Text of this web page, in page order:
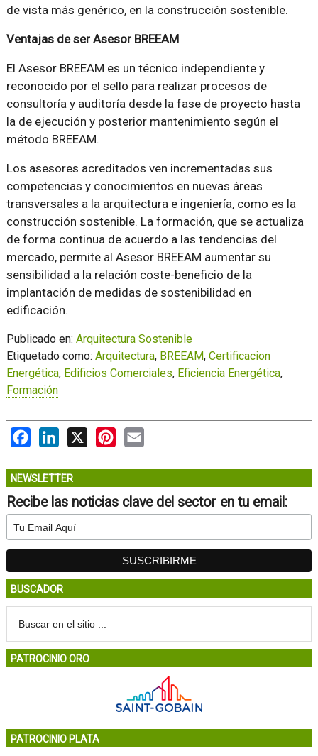
de vista más genérico, en la construcción sostenible.
Ventajas de ser Asesor BREEAM
El Asesor BREEAM es un técnico independiente y
reconocido por el sello para realizar procesos de
consultoría y auditoría desde la fase de proyecto hasta
la de ejecución y posterior mantenimiento según el
método BREEAM.
Los asesores acreditados ven incrementadas sus
competencias y conocimientos en nuevas áreas
transversales a la arquitectura e ingeniería, como es la
construcción sostenible. La formación, que se actualiza
de forma continua de acuerdo a las tendencias del
mercado, permite al Asesor BREEAM aumentar su
sensibilidad a la relación coste-beneficio de la
implantación de medidas de sostenibilidad en
edificación.
Publicado en: Arquitectura Sostenible
Etiquetado como: Arquitectura, BREEAM, Certificacion
Energética, Edificios Comerciales, Eficiencia Energética,
Formación
FacebookLinkedIn
X PinterestEmail
NEWSLETTER
Recibe las noticias clave del sector en tu email:
BUSCADOR
PATROCINIO ORO
PATROCINIO PLATA